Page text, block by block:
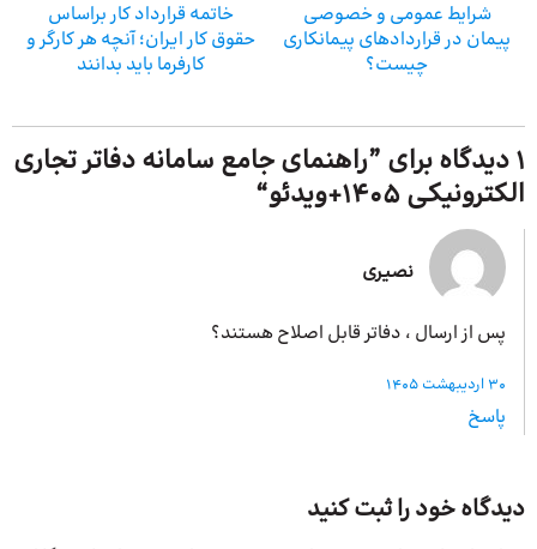
شرایط عمومی و خصوصی
پیمان در قراردادهای پیمانکاری
چیست؟
خاتمه قرارداد کار براساس
حقوق کار ایران؛ آنچه هر کارگر و
کارفرما باید بدانند
1 دیدگاه برای ”
راهنمای جامع سامانه دفاتر تجاری
الکترونیکی 1405+ویدئو
“
نصیری
پس از ارسال ، دفاتر قابل اصلاح هستند؟
30 اردیبهشت 1405
پاسخ
دیدگاه خود را ثبت کنید